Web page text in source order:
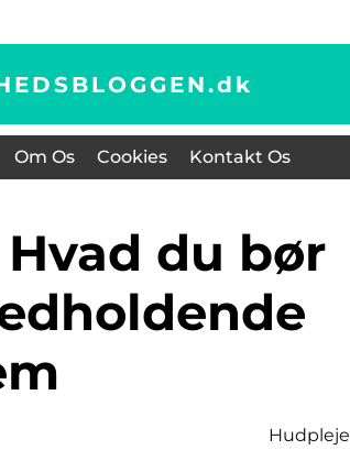
dk
Om Os Cookies Kontakt Os
Hudpleje